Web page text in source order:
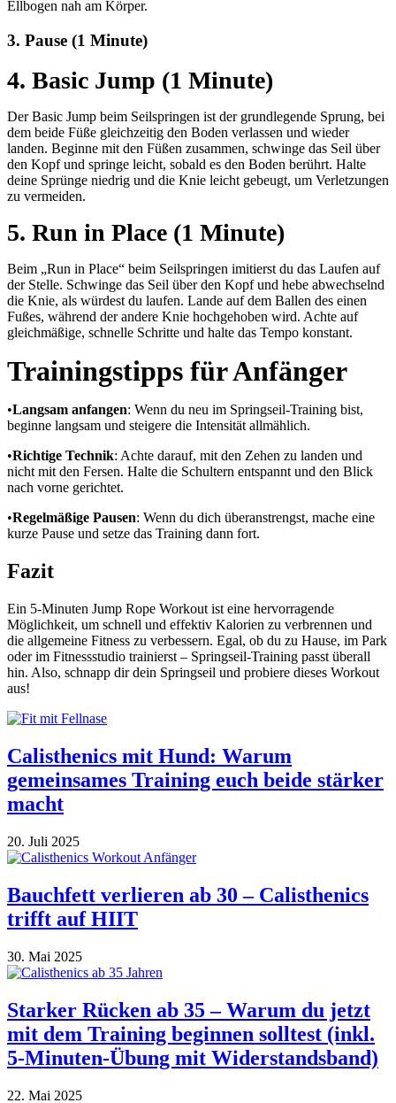
Ellbogen nah am Körper.
3. Pause (1 Minute)
4. Basic Jump (1 Minute)
Der Basic Jump beim Seilspringen ist der grundlegende Sprung, bei
dem beide Füße gleichzeitig den Boden verlassen und wieder
landen. Beginne mit den Füßen zusammen, schwinge das Seil über
den Kopf und springe leicht, sobald es den Boden berührt. Halte
deine Sprünge niedrig und die Knie leicht gebeugt, um Verletzungen
zu vermeiden.
5. Run in Place (1 Minute)
Beim „Run in Place“ beim Seilspringen imitierst du das Laufen auf
der Stelle. Schwinge das Seil über den Kopf und hebe abwechselnd
die Knie, als würdest du laufen. Lande auf dem Ballen des einen
Fußes, während der andere Knie hochgehoben wird. Achte auf
gleichmäßige, schnelle Schritte und halte das Tempo konstant.
Trainingstipps für Anfänger
•Langsam anfangen: Wenn du neu im Springseil-Training bist,
beginne langsam und steigere die Intensität allmählich.
•Richtige Technik: Achte darauf, mit den Zehen zu landen und
nicht mit den Fersen. Halte die Schultern entspannt und den Blick
nach vorne gerichtet.
•Regelmäßige Pausen: Wenn du dich überanstrengst, mache eine
kurze Pause und setze das Training dann fort.
Fazit
Ein 5-Minuten Jump Rope Workout ist eine hervorragende
Möglichkeit, um schnell und effektiv Kalorien zu verbrennen und
die allgemeine Fitness zu verbessern. Egal, ob du zu Hause, im Park
oder im Fitnessstudio trainierst – Springseil-Training passt überall
hin. Also, schnapp dir dein Springseil und probiere dieses Workout
aus!
Calisthenics mit Hund: Warum
gemeinsames Training euch beide stärker
macht
20. Juli 2025
Bauchfett verlieren ab 30 – Calisthenics
trifft auf HIIT
30. Mai 2025
Starker Rücken ab 35 – Warum du jetzt
mit dem Training beginnen solltest (inkl.
5-Minuten-Übung mit Widerstandsband)
22. Mai 2025